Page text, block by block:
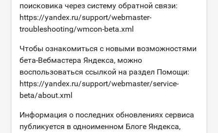
поисковика через систему обратной связи:
https://yandex.ru/support/webmaster-
troubleshooting/wmcon-beta.xml
Чтобы ознакомиться с новыми возможностями
бета-Вебмастера Яндекса, можно
воспользоваться ссылкой на раздел Помощи:
https://yandex.ru/support/webmaster/service-
beta/about.xml
Информация о последних обновлениях сервиса
публикуется в одноименном Блоге Яндекса,